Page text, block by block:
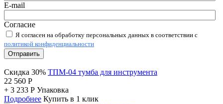
E-mail
Согласие
Я согласен на обработку персональных данных в соответствии с
политикой конфиденциальности
Отправить
Скидка 30% ТПМ-04 тумба для инструмента
22 560 Р
+ 3 233 Р Упаковка
Подробнее Купить в 1 клик